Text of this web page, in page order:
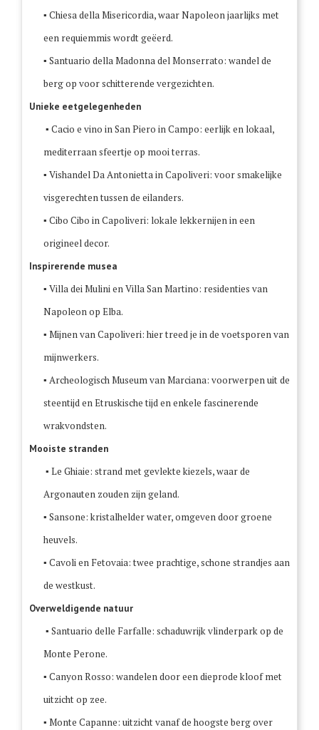
▪ Chiesa della Misericordia, waar Napoleon jaarlijks met
een requiemmis wordt geëerd.
▪ Santuario della Madonna del Monserrato: wandel de
berg op voor schitterende vergezichten.
Unieke eetgelegenheden
▪ Cacio e vino in San Piero in Campo: eerlijk en lokaal,
mediterraan sfeertje op mooi terras.
▪ Vishandel Da Antonietta in Capoliveri: voor smakelijke
visgerechten tussen de eilanders.
▪ Cibo Cibo in Capoliveri: lokale lekkernijen in een
origineel decor.
Inspirerende musea
▪ Villa dei Mulini en Villa San Martino: residenties van
Napoleon op Elba.
▪ Mijnen van Capoliveri: hier treed je in de voetsporen van
mijnwerkers.
▪ Archeologisch Museum van Marciana: voorwerpen uit de
steentijd en Etruskische tijd en enkele fascinerende
wrakvondsten.
Mooiste stranden
▪ Le Ghiaie: strand met gevlekte kiezels, waar de
Argonauten zouden zijn geland.
▪ Sansone: kristalhelder water, omgeven door groene
heuvels.
▪ Cavoli en Fetovaia: twee prachtige, schone strandjes aan
de westkust.
Overweldigende natuur
▪ Santuario delle Farfalle: schaduwrijk vlinderpark op de
Monte Perone.
▪ Canyon Rosso: wandelen door een dieprode kloof met
uitzicht op zee.
▪ Monte Capanne: uitzicht vanaf de hoogste berg over